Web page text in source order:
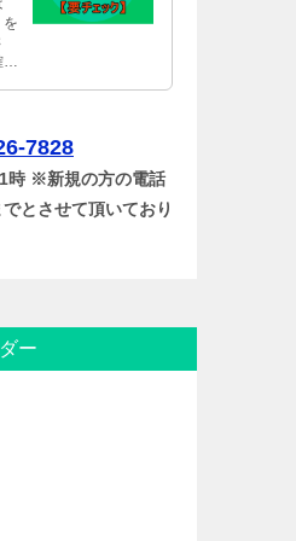
を
認
う
致 7828
時 ※新規の方の電話
とさせて頂いており
ー